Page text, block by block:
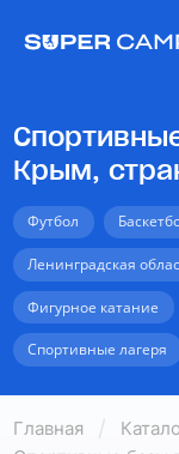
Крым,
Футбол
Ленинградская
Фигурное катание
Спортивные лагеря
Главная